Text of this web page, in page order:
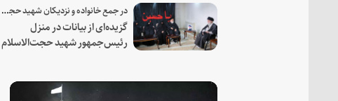
در جمع خانواده و نزدیکان شهید حجت‌الاسلام‌والمسلمین رئیسی:
گزیده‌ای از بیانات در منزل
رئیس‌جمهور شهید حجت‌الاسلام